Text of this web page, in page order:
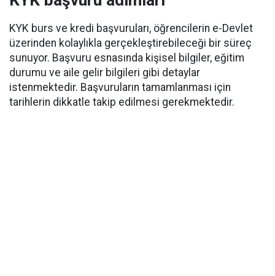
KYK burs ve kredi başvuruları, öğrencilerin e-Devlet
üzerinden kolaylıkla gerçekleştirebileceği bir süreç
sunuyor. Başvuru esnasında kişisel bilgiler, eğitim
durumu ve aile gelir bilgileri gibi detaylar
istenmektedir. Başvuruların tamamlanması için
tarihlerin dikkatle takip edilmesi gerekmektedir.